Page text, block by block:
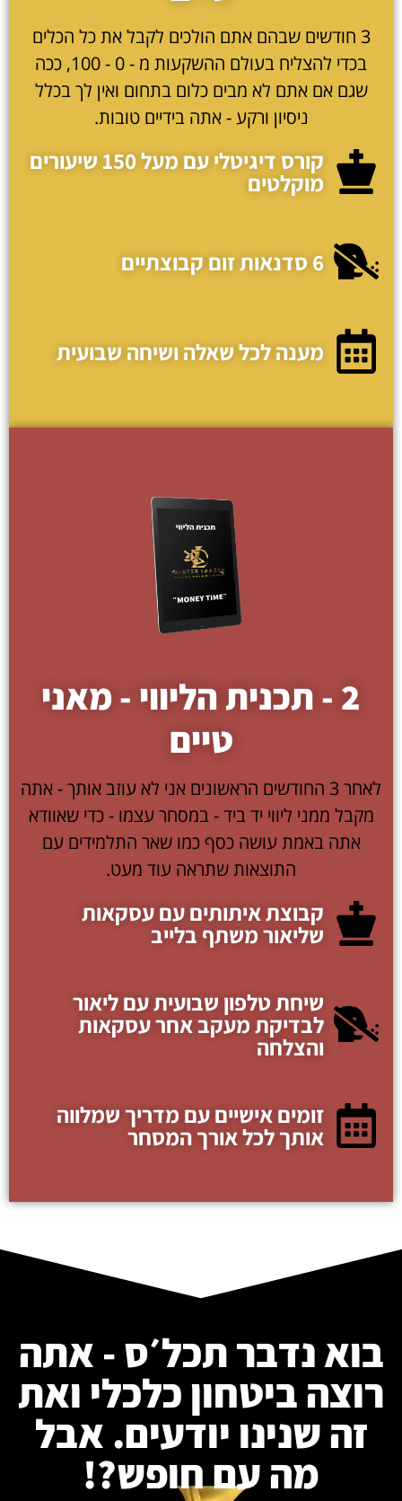
3 חודשים שבהם אתם הולכים לקבל את כל הכלים
בכדי להצליח בעולם ההשקעות מ - 0 - 100, ככה
שגם אם אתם לא מבים כלום בתחום ואין לך בכלל
ניסיון ורקע - אתה בידיים טובות.
קורס דיגיטלי עם מעל 150 שיעורים
מוקלטים
6 סדנאות זום קבוצתיים
מענה לכל שאלה ושיחה שבועית
2 - תכנית הליווי - מאני
טיים
לאחר 3 החודשים הראשונים אני לא עוזב אותך - אתה
מקבל ממני ליווי יד ביד - במסחר עצמו - כדי שאוודא
אתה באמת עושה כסף כמו שאר התלמידים עם
התוצאות שתראה עוד מעט.
קבוצת איתותים עם עסקאות
שליאור משתף בלייב
שיחת טלפון שבועית עם ליאור
לבדיקת מעקב אחר עסקאות
והצלחה
זומים אישיים עם מדריך שמלווה
אותך לכל אורך המסחר
בוא נדבר תכל׳ס - אתה
רוצה ביטחון כלכלי ואת
זה שנינו יודעים. אבל
מה עם חופש?!